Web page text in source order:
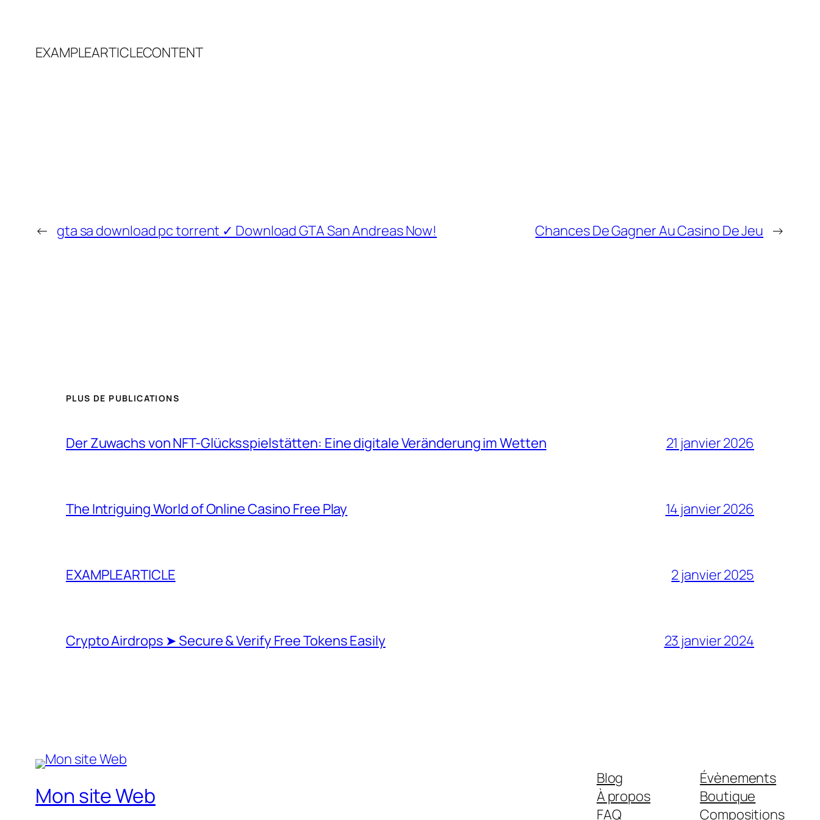
EXAMPLEARTICLECONTENT
← gta sa download pc torrent ✓ Download GTA San Andreas Now! Chances De Gagner Au Casino De Jeu →
PLUS DE PUBLICATIONS
Der Zuwachs von NFT-Glücksspielstätten: Eine digitale Veränderung im Wetten 21 janvier 2026
The Intriguing World of Online Casino Free Play 14 janvier 2026
EXAMPLEARTICLE 2 janvier 2025
Crypto Airdrops ➤ Secure & Verify Free Tokens Easily 23 janvier 2024
Mon site Web
Blog
À propos
FAQ
Évènements
Boutique
Compositions